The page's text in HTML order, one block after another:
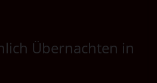
Übernachten in